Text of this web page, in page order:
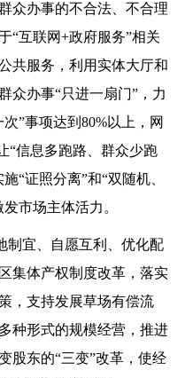
众办事的不合法、不合理
“互联网+政府服务”相关
共服务，利用实体大厅和
众办事“只进一扇门” ， 力
次”事项达到80%以上， 网
“信息多跑路、群众少跑
“证照分离”和“双随机、
市场主体活力。
制宜、自愿互利、优化配
集体产权制度改革，落实
，支持发展草场有偿流
种形式的规模经营，推进
股东的“三变”改革，使经